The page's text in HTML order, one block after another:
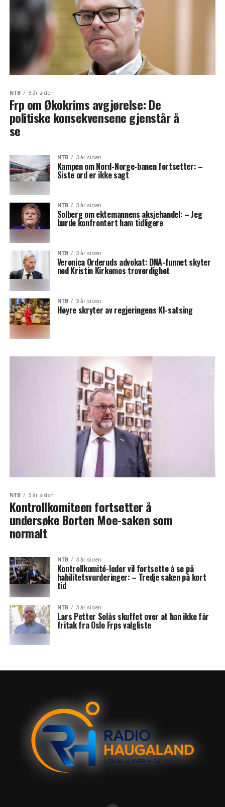
NTB 3 år siden
Frp om Økokrims avgjørelse: De
politiske konsekvensene gjenstår å
se
NTB 3 år siden
Kampen om Nord-Norge-banen fortsetter: –
Siste ord er ikke sagt
NTB 3 år siden
Solberg om ektemannens aksjehandel: – Jeg
burde konfrontert ham tidligere
NTB 3 år siden
Veronica Orderuds advokat: DNA-funnet skyter
ned Kristin Kirkemos troverdighet
NTB 3 år siden
Høyre skryter av regjeringens KI-satsing
NTB 3 år siden
Kontrollkomiteen fortsetter å
undersøke Borten Moe-saken som
normalt
NTB 3 år siden
Kontrollkomité-leder vil fortsette å se på
habilitetsvurderinger: – Tredje saken på kort
tid
NTB 3 år siden
Lars Petter Solås skuffet over at han ikke får
fritak fra Oslo Frps valgliste